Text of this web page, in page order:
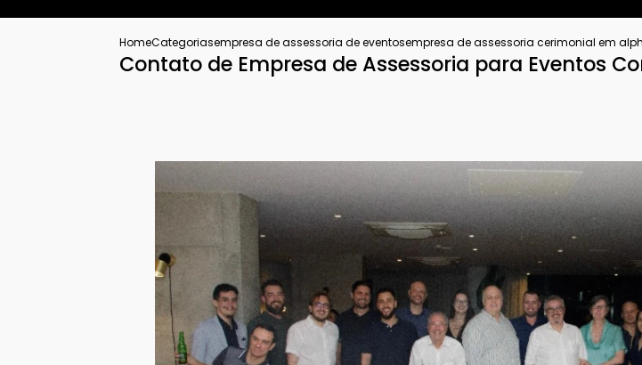
HomeCategoriasempresa de assessoria de eventosempresa de assessoria cerimonial em
Contato de Empresa de Assessoria para Eventos